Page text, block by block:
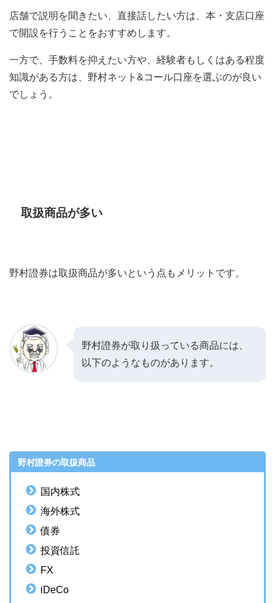
店舗で説明を聞きたい、直接話したい方は、本・支店口座
で開設を行うことをおすすめします。
一方で、手数料を抑えたい方や、経験者もしくはある程度
知識がある方は、野村ネット&コール口座を選ぶのが良い
でしょう。
取扱商品が多い
野村證券は取扱商品が多いという点もメリットです。
野村證券が取り扱っている商品には、
以下のようなものがあります。
野村證券の取扱商品
国内株式
海外株式
債券
投資信託
FX
iDeCo